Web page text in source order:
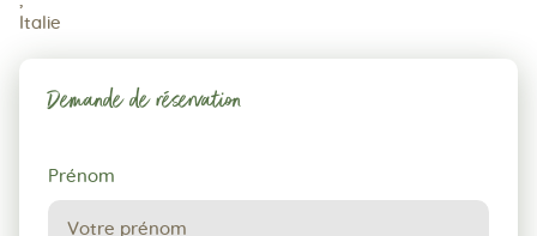
Italie
Demande de réservation
Demande
de
réservation
Prénom